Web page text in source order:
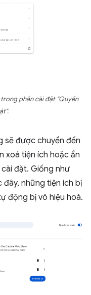
phần cài đặt "Quyền
sẽ được chuyển đến
xoá tiện ích hoặc ẩn
đặt. Giống như
những tiện ích bị
động bị vô hiệu hoá.